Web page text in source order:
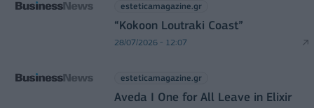
esteticamagazine.gr
“Kokoon Loutraki Coast”
28/07/2026 - 12:07
esteticamagazine.gr
Aveda I One for All Leave in Elixir